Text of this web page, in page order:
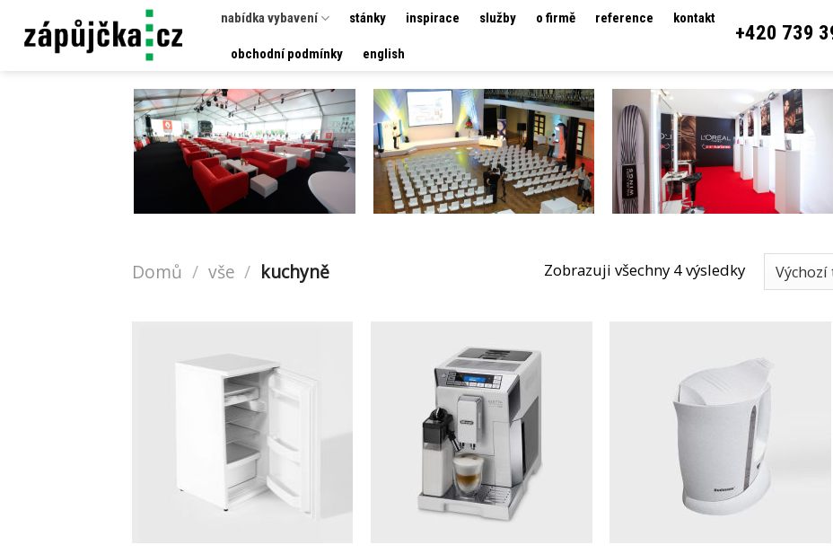
nabídka vybavení stánky inspirace služby o firmě reference kontakt
obchodní podmínky english
+420 739
Domů / vše / kuchyně Zobrazuji všechny 4 výsledky